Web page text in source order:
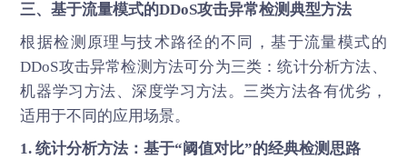
三、基于流量模式的DDoS攻击异常检测典型方法
根据检测原理与技术路径的不同，基于流量模式的
DDoS攻击异常检测方法可分为三类：统计分析方法、
机器学习方法、深度学习方法。三类方法各有优劣，
适用于不同的应用场景。
1. 统计分析方法：基于“阈值对比”的经典检测思路